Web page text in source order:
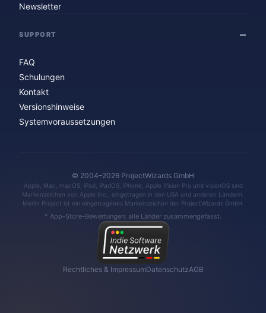
Newsletter
SUPPORT
FAQ
Schulungen
Kontakt
Versionshinweise
Systemvoraussetzungen
© 2004–2026 ProjectWizards GmbH
Apple, Mac, macOS, iPad, iPadOS, iPhone, Apple Vision Pro und visionOS sind
Markenzeichen von Apple Inc., eingetragen in den USA und anderen Ländern.
Merlin Project ist ein eingetragenes Markenzeichen der ProjectWizards GmbH.
* App-Store-Bewertungen: alle Länder zusammengefasst.
Rechtliches & ImpressumDatenschutzAGB